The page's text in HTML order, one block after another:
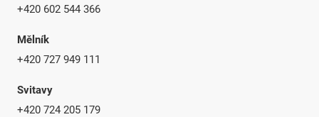
+420 602 544 366
Mělník
+420 727 949 111
Svitavy
+420 724 205 179